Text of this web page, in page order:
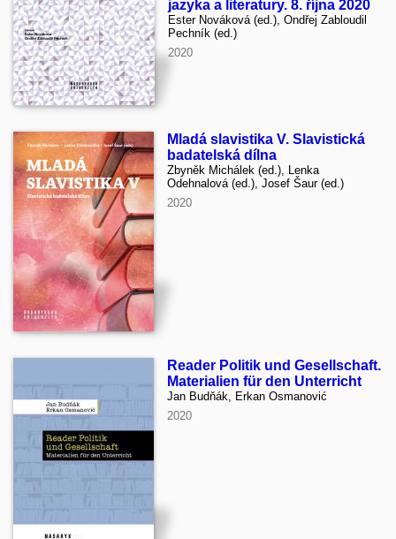
jazyka a literatury. 8. října 2020
Ester Nováková (ed.), Ondřej Zabloudil
Pechník (ed.)
2020
Mladá slavistika V. Slavistická
badatelská dílna
Zbyněk Michálek (ed.), Lenka
Odehnalová (ed.), Josef Šaur (ed.)
2020
Reader Politik und Gesellschaft.
Materialien für den Unterricht
Jan Budňák, Erkan Osmanović
2020